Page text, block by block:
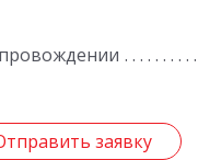
заявку
заявку